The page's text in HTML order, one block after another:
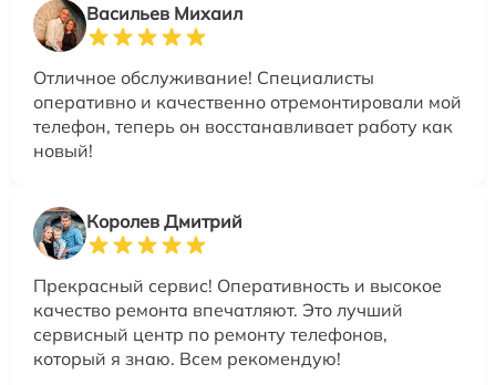
Васильев Михаил
Отличное обслуживание! Специалисты
оперативно и качественно отремонтировали мой
телефон, теперь он восстанавливает работу как
новый!
Королев Дмитрий
Прекрасный сервис! Оперативность и высокое
качество ремонта впечатляют. Это лучший
сервисный центр по ремонту телефонов,
который я знаю. Всем рекомендую!